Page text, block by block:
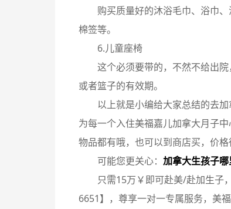
购买质量好的沐浴毛巾、浴巾
棉签等。
6.儿童座椅
这个必须要带的，不然不给出
或者篮子的有效期。
以上就是小编给大家总结的去
为每一个入住美福嘉儿加拿大月子
物品都有哦，也可以到商店买，价
可能您更关心： 加拿大生孩子哪
只需15万￥即可赴美/赴加生子
6651】，尊享一对一专属服务，美